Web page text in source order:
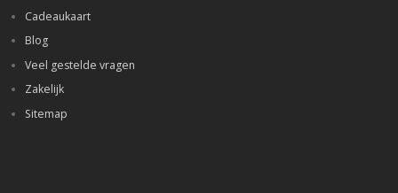
Cadeaukaart
Blog
Veel gestelde vragen
Zakelijk
Sitemap